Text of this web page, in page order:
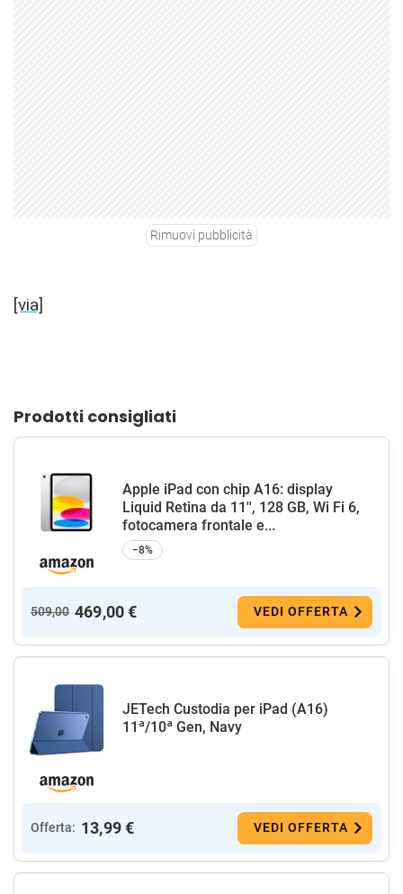
Rimuovi pubblicità
[via]
Prodotti consigliati
Apple iPad con chip A16: display
Liquid Retina da 11'', 128 GB, Wi Fi 6,
fotocamera frontale e...
−8%
509,00 469,00 € VEDI OFFERTA
JETech Custodia per iPad (A16)
11ª/10ª Gen, Navy
Offerta: 13,99 € VEDI OFFERTA